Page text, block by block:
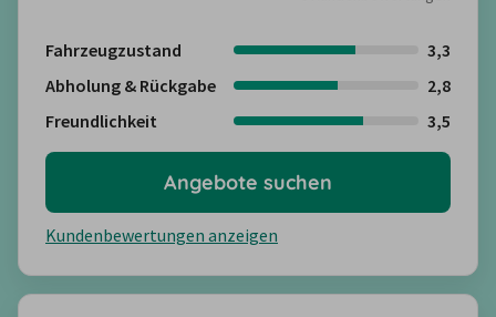
Fahrzeugzustand
3,3
Abholung & Rückgabe
2,8
Freundlichkeit
3,5
Kundenbewertungen anzeigen
Angebote suchen